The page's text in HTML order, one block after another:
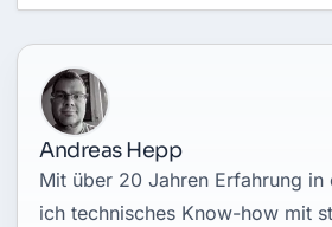
Andreas Hepp
Mit über 20 Jahren Erfahrung in
ich technisches Know-how mit